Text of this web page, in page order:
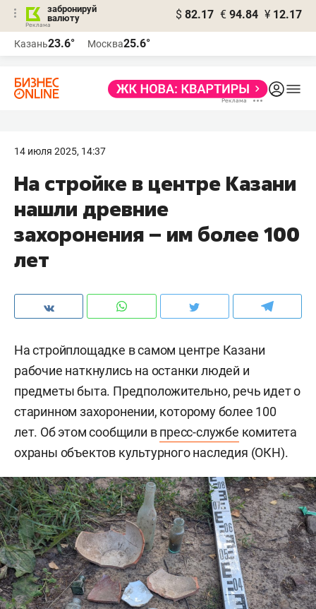
забронируй
валюту
$ 82.17 € 94.84 ¥ 12.17
Казань23.6° Москва25.6°
14 июля 2025, 14:37
На стройке в центре Казани
нашли древние
захоронения – им более 100
лет
На стройплощадке в самом центре Казани
рабочие наткнулись на останки людей и
предметы быта. Предположительно, речь идет о
старинном захоронении, которому более 100
лет. Об этом сообщили впресс-службе комитета
охраны объектов культурного наследия (ОКН).